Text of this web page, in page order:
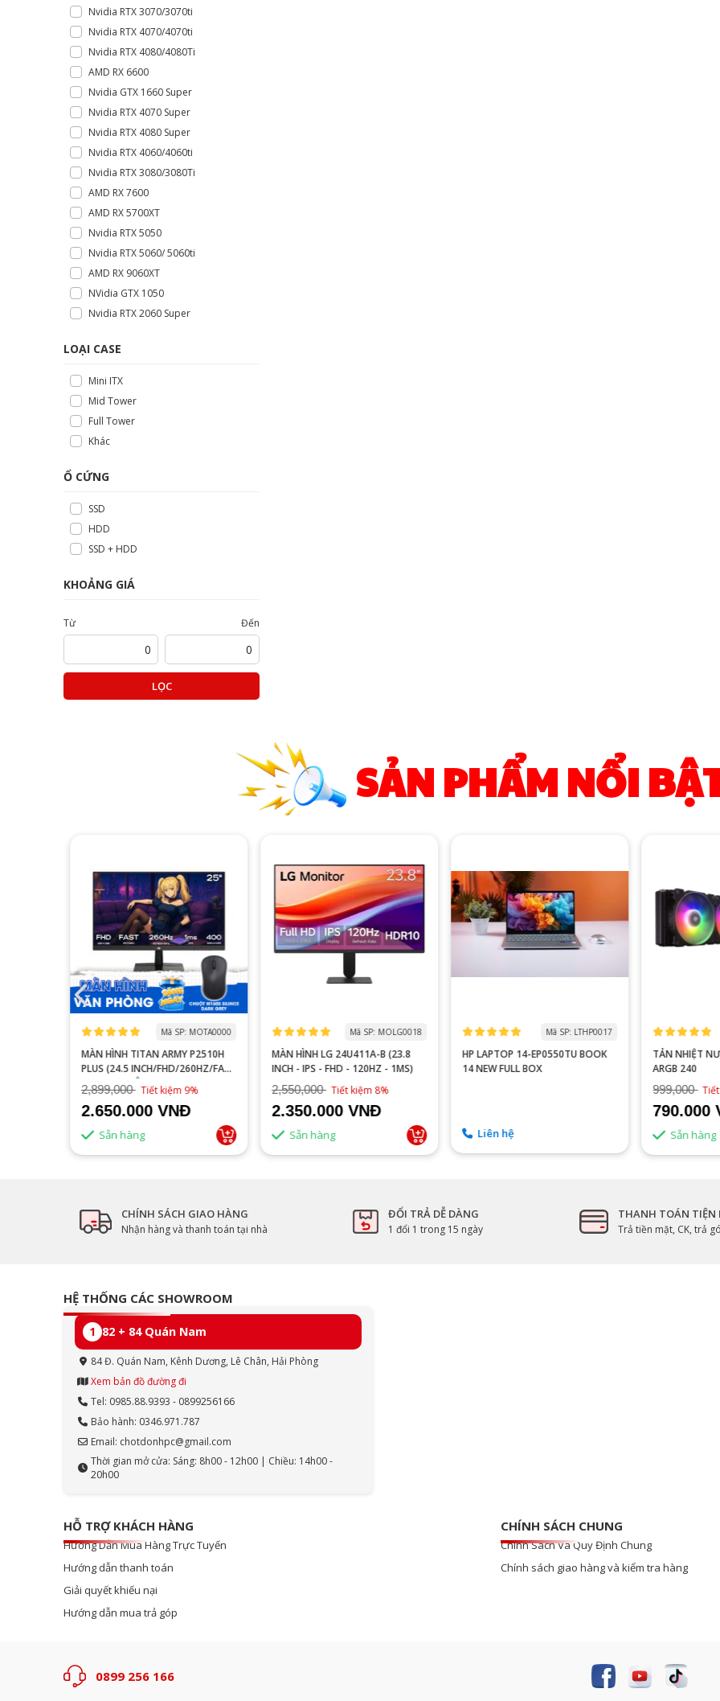
Nvidia RTX 3070/3070ti
Nvidia RTX 4070/4070ti
Nvidia RTX 4080/4080Ti
AMD RX 6600
Nvidia GTX 1660 Super
Nvidia RTX 4070 Super
Nvidia RTX 4080 Super
Nvidia RTX 4060/4060ti
Nvidia RTX 3080/3080Ti
AMD RX 7600
AMD RX 5700XT
Nvidia RTX 5050
Nvidia RTX 5060/ 5060ti
AMD RX 9060XT
NVidia GTX 1050
Nvidia RTX 2060 Super
LOẠI CASE
Mini ITX
Mid Tower
Full Tower
Khác
Ổ CỨNG
SSD
HDD
SSD + HDD
KHOẢNG GIÁ
Từ Đến
LỌC
SẢN PHẨM NỔI
Mã SP: MOTA0000
MÀN HÌNH TITAN ARMY P2510H
PLUS (24.5 INCH/FHD/260HZ/FAST
IPS/1MS/PHẲNG)
2,899,000 Tiết kiệm 9%
2.650.000 VNĐ
Sẵn hàng
Mã SP: MOLG0018
MÀN HÌNH LG 24U411A-B (23.8
INCH - IPS - FHD - 120HZ - 1MS)
2,550,000 Tiết kiệm 8%
2.350.000 VNĐ
Sẵn hàng
Mã SP: LTHP0017
HP LAPTOP 14-EP0550TU BOOK
14 NEW FULL BOX
Liên hệ
TẢN NHIỆT
ARGB 240
999,000
790.000
Sẵn hàng
CHÍNH SÁCH GIAO HÀNG
Nhận hàng và thanh toán tại nhà
ĐỔI TRẢ DỄ DÀNG
1 đổi 1 trong 15 ngày
THANH TOÁN TIỆN
Trả tiền mặt, CK, trả
HỆ THỐNG CÁC SHOWROOM
1 82 + 84 Quán Nam
84 Đ. Quán Nam, Kênh Dương, Lê Chân, Hải Phòng
Xem bản đồ đường đi
Tel: 0985.88.9393 - 0899256166
Bảo hành: 0346.971.787
Email: chotdonhpc@gmail.com
Thời gian mở cửa: Sáng: 8h00 - 12h00 | Chiều: 14h00 -
20h00
HỖ TRỢ KHÁCH HÀNG
Hướng Dẫn Mua Hàng Trực Tuyến
Hướng dẫn thanh toán
Giải quyết khiếu nại
Hướng dẫn mua trả góp
CHÍNH SÁCH CHUNG
Chính Sách Và Quy Định Chung
Chính sách giao hàng và kiểm tra hàng
0899 256 166